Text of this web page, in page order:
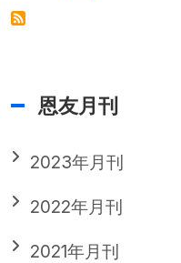
恩友月刊
2023年月刊
2022年月刊
2021年月刊